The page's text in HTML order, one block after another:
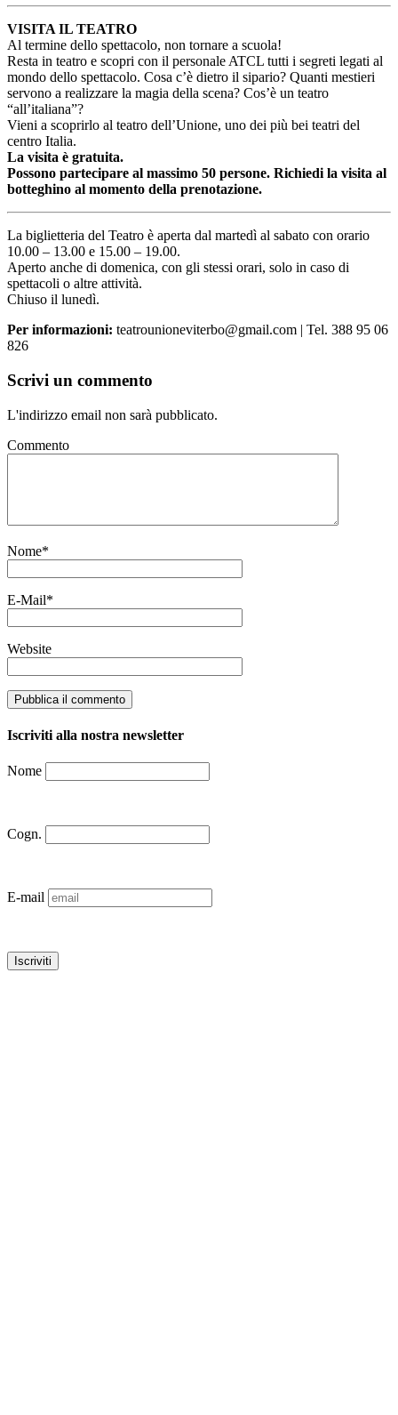
VISITA IL TEATRO
Al termine dello spettacolo, non tornare a scuola!
Resta in teatro e scopri con il personale ATCL tutti i segreti legati al
mondo dello spettacolo. Cosa c’è dietro il sipario? Quanti mestieri
servono a realizzare la magia della scena? Cos’è un teatro
“all’italiana”?
Vieni a scoprirlo al teatro dell’Unione, uno dei più bei teatri del
centro Italia.
La visita è gratuita.
Possono partecipare al massimo 50 persone. Richiedi la visita al
botteghino al momento della prenotazione.
La biglietteria del Teatro è aperta dal martedì al sabato con orario
10.00 – 13.00 e 15.00 – 19.00.
Aperto anche di domenica, con gli stessi orari, solo in caso di
spettacoli o altre attività.
Chiuso il lunedì.
Per informazioni: teatrounioneviterbo@gmail.com | Tel. 388 95 06
826
Scrivi un commento
L'indirizzo email non sarà pubblicato.
Commento
Nome*
E-Mail*
Website
Iscriviti alla nostra newsletter
Nome
Cogn.
E-mail